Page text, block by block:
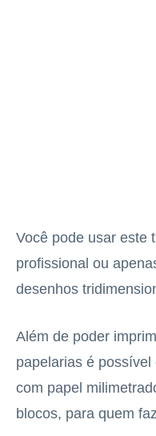
Você pode usar este
profissional ou
desenhos
Além de poder
papelarias é
com papel
blocos, para quem